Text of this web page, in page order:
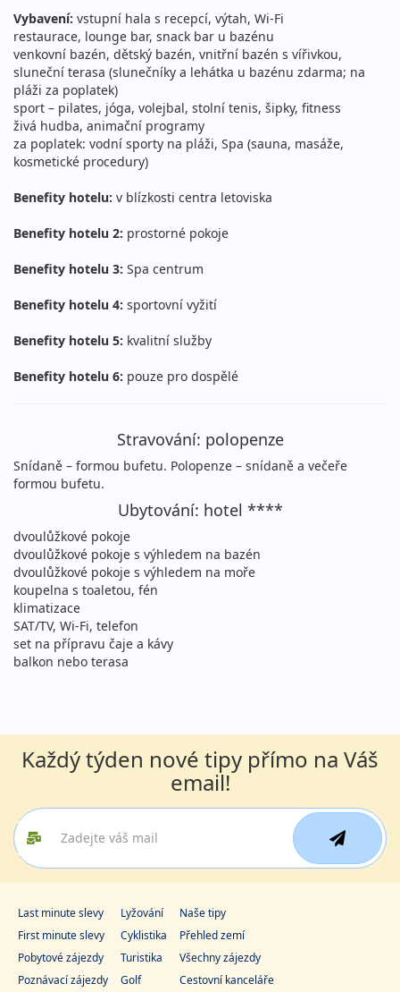
Sleva 9%37 990 Kč 34 490 Kč
cena za 8 dní (7 nocí)
15.08. - 22.08.2026
sobota - sobota
polopenze
34 490 Kč
cena za 8 dní (7 nocí) vyprodáno
sobota - sobota
letecky (Bratislava)
Sleva 9%37 990 Kč 34 490 Kč
15.08. - 22.08.2026
sobota - sobota
Sleva 9%37 990 Kč 34 490 Kč
15.08. - 26.08.2026
Sleva 10%53 590 Kč 48 490 Kč
cena za 12 dní (11 nocí)
Sleva 10% 53 590 Kč 48 490 Kč
cena za 12 dní (11 nocí)
15.08. - 26.08.2026
sobota - středa
Sleva 10%
neděle - neděle
letecky (Praha)
Sleva 9%37 990 Kč 34 490 Kč
cena za 8 dní (7 nocí)
16.08. - 23.08.2026
neděle - neděle
letecky (Brno)
Sleva 9%37 990 Kč 34 490 Kč
Podrobnosti
16.08. - 23.08.2026
neděle - neděle
Sleva 9%37 990 Kč 34 490 Kč
Vybavení: vstupní hala s recepcí, výtah, Wi-Fi
restaurace, lounge bar, snack bar u bazénu
venkovní bazén, dětský bazén, vnitřní bazén s vířivkou,
sluneční terasa (slunečníky a lehátka u bazénu zdarma; na
pláži za poplatek)
sport – pilates, jóga, volejbal, stolní tenis, šipky, fitness
živá hudba, animační programy
za poplatek: vodní sporty na pláži, Spa (sauna, masáže,
kosmetické procedury)
Benefity hotelu: v blízkosti centra letoviska
Benefity hotelu 2: prostorné pokoje
Benefity hotelu 3: Spa centrum
Benefity hotelu 4: sportovní vyžití
Benefity hotelu 5: kvalitní služby
Benefity hotelu 6: pouze pro dospělé
Stravování: polopenze
Snídaně – formou bufetu. Polopenze – snídaně a večeře
formou bufetu.
Ubytování: hotel ****
dvoulůžkové pokoje
dvoulůžkové pokoje s výhledem na bazén
dvoulůžkové pokoje s výhledem na moře
koupelna s toaletou, fén
klimatizace
SAT/TV, Wi-Fi, telefon
set na přípravu čaje a kávy
balkon nebo terasa
Každý týden nové tipy přímo na Váš
email!
Last minute slevy
First minute slevy
Pobytové zájezdy
Poznávací zájezdy
Lyžování
Cyklistika
Turistika
Golf
Naše tipy
Přehled zemí
Všechny zájezdy
Cestovní kanceláře